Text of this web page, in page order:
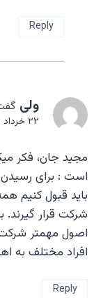
Reply
ولی
۲۲ خرداد ۱۳۹۵ در ۱۰:۱۰ قبل از ظهر
مجید جان، فکر
است : برای رسیدن
باید قبول کنیم
شرکت قرار
اصول مهمتر شرکت(
افراد مختلف به
Reply